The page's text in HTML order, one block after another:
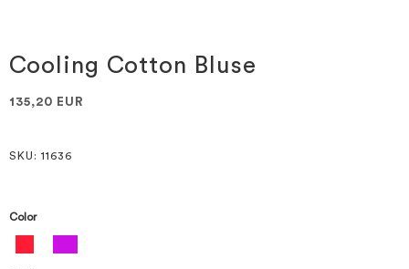
der
Bildgalerie
der
Bildgalerie
Cooling Cotton Bluse
135,20 EUR
SKU : 11636
Color